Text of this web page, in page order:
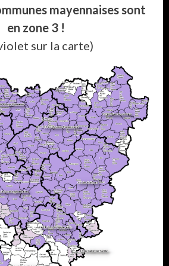
mayennaises sont
en zone 3 !
sur la carte)